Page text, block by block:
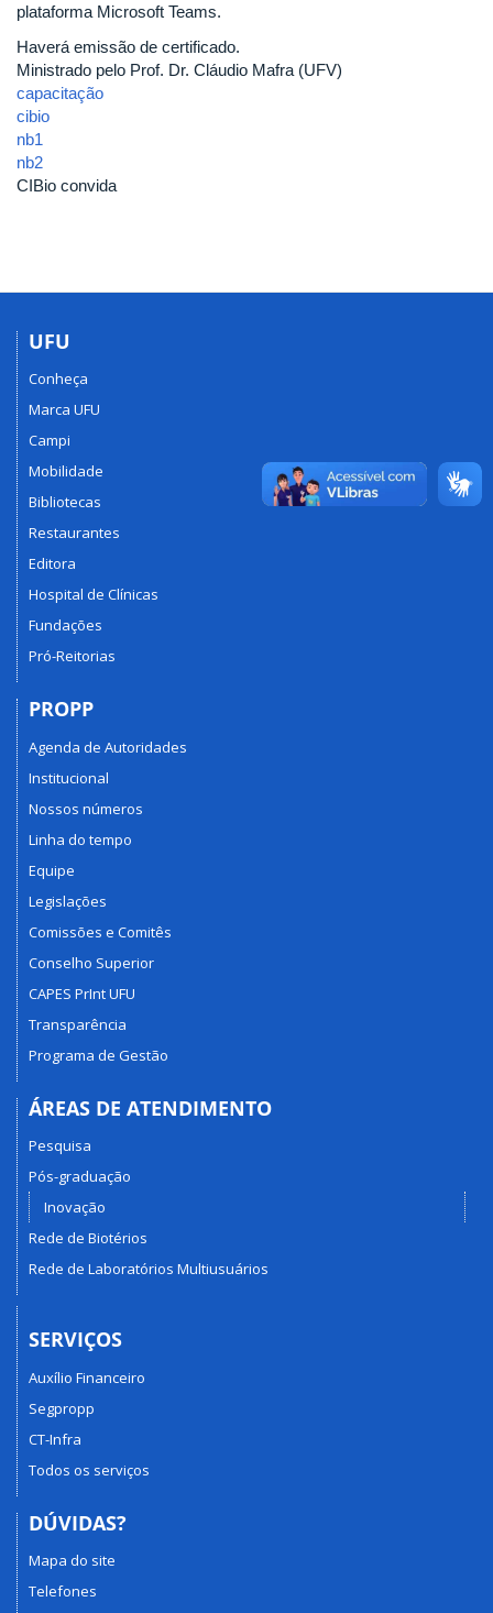
plataforma Microsoft Teams.
Haverá emissão de certificado.
Ministrado pelo Prof. Dr. Cláudio Mafra (UFV)
capacitação
cibio
nb1
nb2
CIBio convida
UFU
Conheça
Marca UFU
Campi
Mobilidade
Bibliotecas
Restaurantes
Editora
Hospital de Clínicas
Fundações
Pró-Reitorias
PROPP
Agenda de Autoridades
Institucional
Nossos números
Linha do tempo
Equipe
Legislações
Comissões e Comitês
Conselho Superior
CAPES PrInt UFU
Transparência
Programa de Gestão
ÁREAS DE ATENDIMENTO
Pesquisa
Pós-graduação
Inovação
Rede de Biotérios
Rede de Laboratórios Multiusuários
SERVIÇOS
Auxílio Financeiro
Segpropp
CT-Infra
Todos os serviços
DÚVIDAS?
Mapa do site
Telefones